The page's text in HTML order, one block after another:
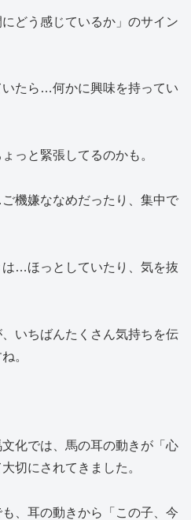
どう感じているか」のサイン
いたら…何かに興味を持ってい
っと緊張してるのかも。
機嫌ななめだったり、集中で
は…ほっとしていたり、気を抜
いちばんたくさん気持ちを伝
。
化では、馬の耳の動きが「心
切にされてきました。
、耳の動きから「この子、今